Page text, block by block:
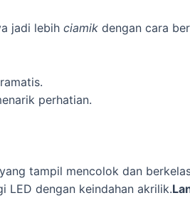
jadi lebih ciamik dengan cara
perhatian.
tampil mencolok dan
LED dengan keindahan akrilik.